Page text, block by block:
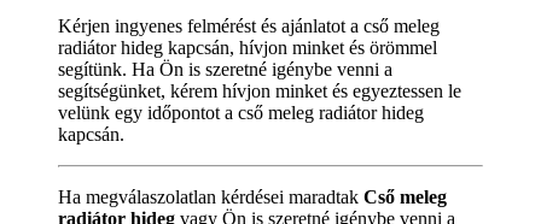
Kérjen ingyenes felmérést és ajánlatot a cső meleg
radiátor hideg kapcsán, hívjon minket és örömmel
segítünk. Ha Ön is szeretné igénybe venni a
segítségünket, kérem hívjon minket és egyeztessen le
velünk egy időpontot a cső meleg radiátor hideg
kapcsán.
Ha megválaszolatlan kérdései maradtak Cső meleg
radiátor hideg vagy Ön is szeretné igénybe venni a